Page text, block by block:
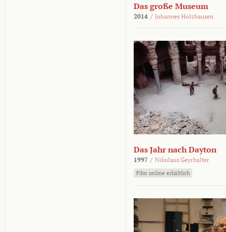
Das große Museum
2014 / Johannes Holzhausen
Das Jahr nach Dayton
1997 / Nikolaus Geyrhalter
Film online erhältlich